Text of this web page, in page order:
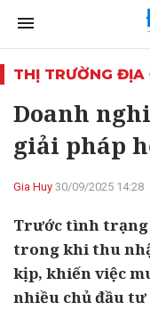
THỊ TRƯỜNG ĐỊA
Doanh
giải pháp
Gia Huy 30/09/2025 14:28
Trước tình trạng
trong khi thu
kịp, khiến việc
nhiều chủ đầu